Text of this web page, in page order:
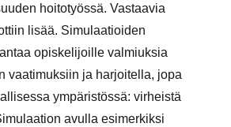
hoitotyössä. Vastaavia
lisää. Simulaatioiden
opiskelijoille valmiuksia
vaatimuksiin ja harjoitella, jopa
ympäristössä: virheistä
avulla esimerkiksi